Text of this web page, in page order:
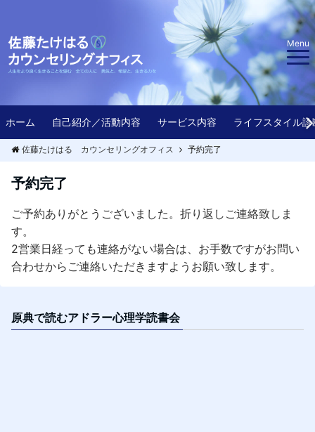
Menu
ホーム 自己紹介／活動内容 サービス内容 ライフスタイル診
佐藤たけはる カウンセリングオフィス 予約完了
予約完了
ご予約ありがとうございました。折り返しご連絡致しま
す。
2営業日経っても連絡がない場合は、お手数ですがお問い
合わせからご連絡いただきますようお願い致します。
原典で読むアドラー心理学読書会